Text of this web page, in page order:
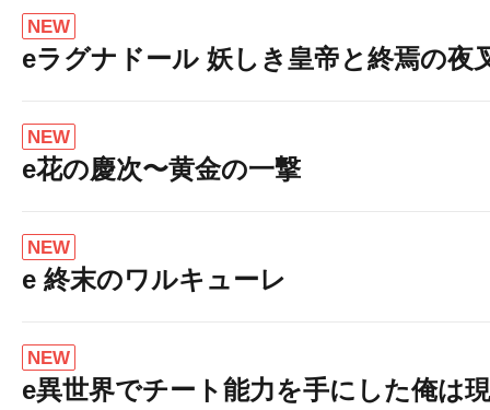
NEW
eラグナドール 妖しき皇帝と終焉の夜
NEW
e花の慶次〜黄金の一撃
NEW
e 終末のワルキューレ
NEW
e異世界でチート能力を手にした俺は